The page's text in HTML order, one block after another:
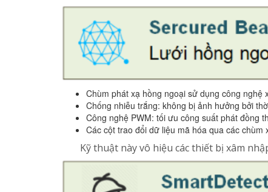
Chùm phát xạ hồng ngoại sử dụng công
Chống nhiễu trắng: không bị ảnh hưởng bởi
Công nghệ PWM: tối ưu công suất phát đồng
Các cột trao đổi dữ liệu mã hóa qua các
Kỹ thuật này vô hiệu các thiết bị xâm